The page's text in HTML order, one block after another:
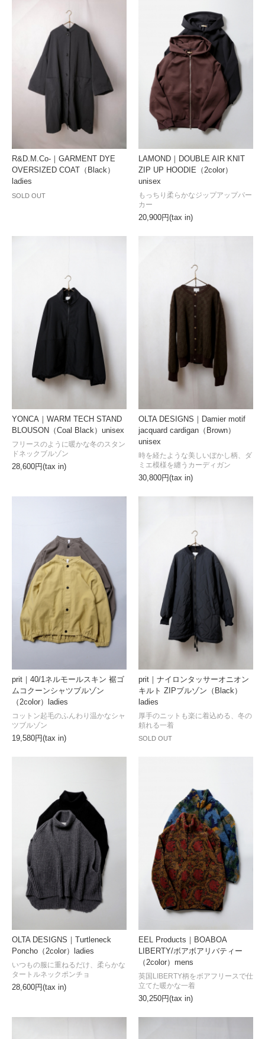
R&D.M.Co-｜GARMENT DYE
OVERSIZED COAT（Black）
ladies
SOLD OUT
LAMOND｜DOUBLE AIR KNIT
ZIP UP HOODIE（2color）
unisex
20,900円(tax in)
もっちり柔らかなジップアップパー
カー
YONCA｜WARM TECH STAND
BLOUSON（Coal Black）unisex
28,600円(tax in)
フリースのように暖かな冬のスタン
ドネックブルゾン
OLTA DESIGNS｜Damier motif
jacquard cardigan（Brown）
unisex
30,800円(tax in)
時を経たような美しいぼかし柄、ダ
ミエ模様を纏うカーディガン
prit｜40/1ネルモールスキン 裾ゴ
ムコクーンシャツブルゾン
（2color）ladies
19,580円(tax in)
コットン起毛のふんわり温かなシャ
ツブルゾン
prit｜ナイロンタッサーオニオン
キルト ZIPブルゾン（Black）
ladies
SOLD OUT
厚手のニットも楽に着込める、冬の
頼れる一着
OLTA DESIGNS｜Turtleneck
Poncho（2color）ladies
28,600円(tax in)
いつもの服に重ねるだけ、柔らかな
タートルネックポンチョ
EEL Products｜BOABOA
LIBERTY/ボアボアリバティー
（2color）mens
30,250円(tax in)
英国LIBERTY柄をボアフリースで仕
立てた暖かな一着